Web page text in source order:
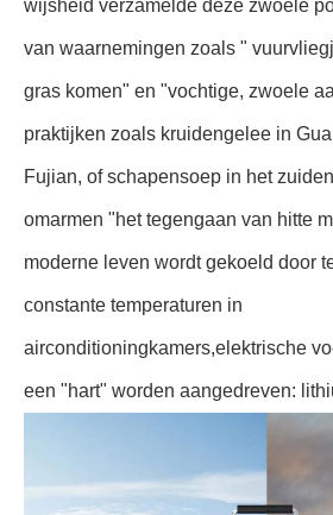
wijsheid verzamelde deze zwoele
van waarnemingen zoals "
gras komen" en "vochtige, zwoele
praktijken zoals kruidengelee in
Fujian, of schapensoep in het
omarmen "het tegengaan van hitte
moderne leven wordt gekoeld door
constante temperaturen in
airconditioningkamers,elektrische
een "hart" worden aangedreven: